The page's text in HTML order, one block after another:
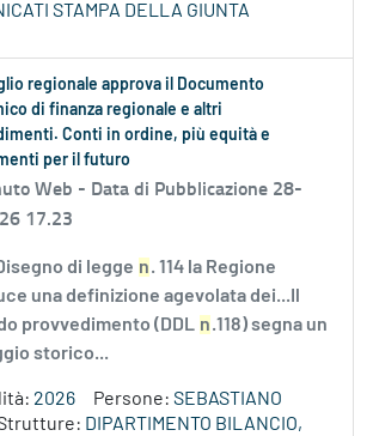
STAMPA DELLA GIUNTA
regionale approva il Documento
di finanza regionale e altri
Conti in ordine, più equità e
per il futuro
Web - Data di Pubblicazione 28-
17.23
di legge n. 114 la Regione
una definizione agevolata dei...Il
provvedimento (DDL n.118) segna un
storico...
2026 Persone: SEBASTIANO
DIPARTIMENTO BILANCIO,